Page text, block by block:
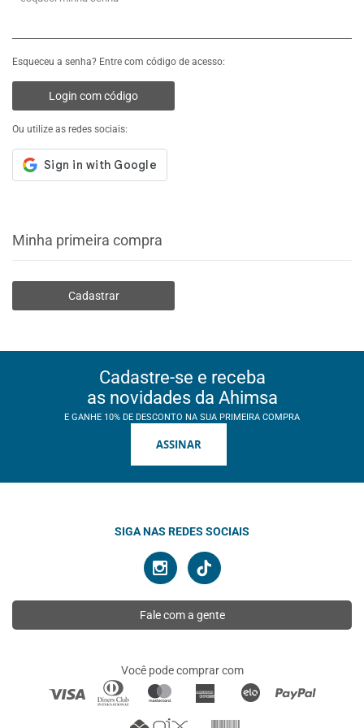
Esqueceu a senha? Entre com código de acesso:
Login com código
Ou utilize as redes sociais:
Minha primeira compra
Cadastrar
Cadastre-se e receba
as novidades da Ahimsa
E GANHE 10% DE DESCONTO NA SUA PRIMEIRA COMPRA
ASSINAR
SIGA NAS REDES SOCIAIS
Fale com a gente
Você pode comprar com